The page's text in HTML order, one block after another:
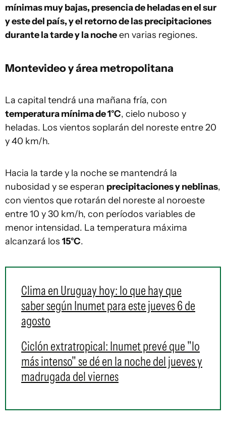
mínimas muy bajas, presencia de heladas en el sur
y este del país, y el retorno de las precipitaciones
durante la tarde y la nocheen varias regiones.
Montevideo y área metropolitana
La capital tendrá una mañana fría, con
temperatura mínima de 1°C, cielo nuboso y
heladas. Los vientos soplarán del noreste entre 20
y 40 km/h.
Hacia la tarde y la noche se mantendrá la
nubosidad y se esperan precipitaciones y neblinas,
con vientos que rotarán del noreste al noroeste
entre 10 y 30 km/h, con períodos variables de
menor intensidad. La temperatura máxima
alcanzará los 15°C.
Clima en Uruguay hoy: lo que hay que
saber según Inumet para este jueves 6 de
agosto
Ciclón extratropical: Inumet prevé que "lo
más intenso" se dé en la noche del jueves y
madrugada del viernes